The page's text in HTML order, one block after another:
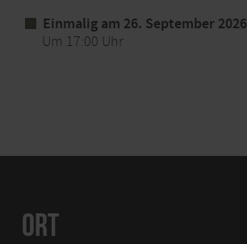
Einmalig am 26. September 2026
Um 17:00 Uhr
ORT